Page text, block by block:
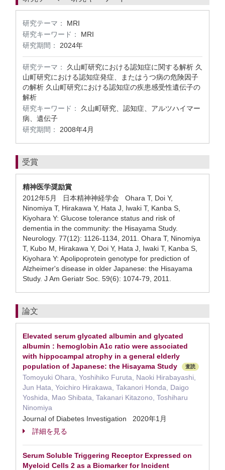
研究テーマ：
MRI
研究キーワード：
MRI
研究期間：
2024年
研究テーマ：
久山町研究における認知症に関する解析 久
山町研究における認知症発症、またはうつ病の危険因子
の解析 久山町研究における認知症の疾患感受性遺伝子の
解析
研究キーワード：
久山町研究、認知症、アルツハイマー
病、遺伝子
研究期間：
2008年4月
受賞
精神医学奨励賞
2012年5月 日本精神神経学会 Ohara T, Doi Y,
Ninomiya T, Hirakawa Y, Hata J, Iwaki T, Kanba S,
Kiyohara Y: Glucose tolerance status and risk of
dementia in the community: the Hisayama Study.
Neurology. 77(12): 1126-1134, 2011. Ohara T, Ninomiya
T, Kubo M, Hirakawa Y, Doi Y, Hata J, Iwaki T, Kanba S,
Kiyohara Y: Apolipoprotein genotype for prediction of
Alzheimer's disease in older Japanese: the Hisayama
Study. J Am Geriatr Soc. 59(6): 1074-79, 2011.
論文
Elevated serum glycated albumin and glycated
albumin : hemoglobin A1c ratio were associated
with hippocampal atrophy in a general elderly
population of Japanese: the Hisayama Study
査読
Tomoyuki Ohara, Yoshihiko Furuta, Naoki Hirabayashi,
Jun Hata, Yoichiro Hirakawa, Takanori Honda, Daigo
Yoshida, Mao Shibata, Takanari Kitazono, Toshiharu
Ninomiya
Journal of Diabetes Investigation 2020年1月
詳細を見る
Serum Soluble Triggering Receptor Expressed on
Myeloid Cells 2 as a Biomarker for Incident